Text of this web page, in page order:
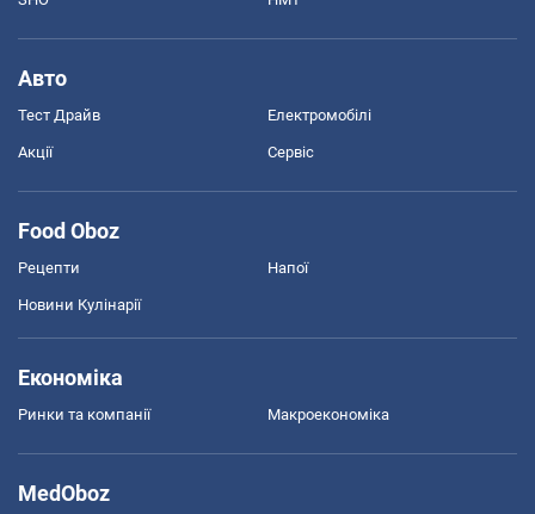
Авто
Тест Драйв Електромобілі
Акції Сервіс
Food Oboz
Рецепти Напої
Новини Кулінарії
Економіка
Ринки та компанії Макроекономіка
MedOboz